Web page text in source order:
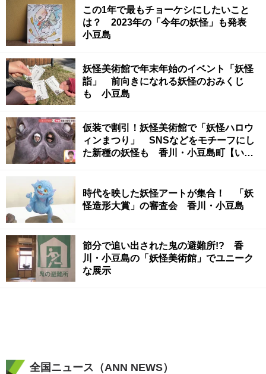
この1年で最もチョーケシにしたいこと
は？ 2023年の「今年の妖怪」も発表
小豆島
妖怪美術館で年末年始のイベント「妖怪
詣」 前向きになれる妖怪のおみくじ
も 小豆島
仮装で割引！妖怪美術館で「妖怪ハロウ
ィンまつり」 SNSなどをモチーフにし
た新種の妖怪も 香川・小豆島町【いま
時代を映した妖怪アートが集合！ 「妖
怪造形大賞」の審査会 香川・小豆島
節分で追い出された鬼の避難所!? 香
川・小豆島の「妖怪美術館」でユニーク
な展示
全国ニュース（ANN NEWS）